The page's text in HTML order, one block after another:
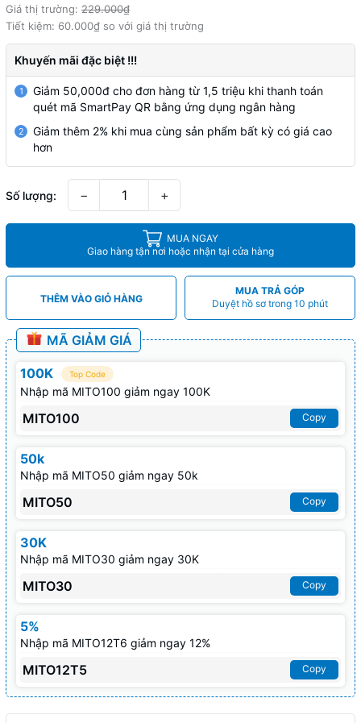
Giá thị trường: 229.000₫
Tiết kiệm: 60.000₫ so với giá thị trường
Khuyến mãi đặc biệt !!!
1
Giảm 50,000đ cho đơn hàng từ 1,5 triệu khi thanh toán
quét mã SmartPay QR bằng ứng dụng ngân hàng
2
Giảm thêm 2% khi mua cùng sản phẩm bất kỳ có giá cao
hơn
Số lượng: − +
MUA NGAY
Giao hàng tận nơi hoặc nhận tại cửa hàng
THÊM VÀO GIỎ HÀNG
MUA TRẢ GÓP
Duyệt hồ sơ trong 10 phút
MÃ GIẢM GIÁ
100K Top Code
Nhập mã MITO100 giảm ngay 100K
MITO100 Copy
50k
Nhập mã MITO50 giảm ngay 50k
MITO50 Copy
30K
Nhập mã MITO30 giảm ngay 30K
MITO30 Copy
5%
Nhập mã MITO12T6 giảm ngay 12%
MITO12T5 Copy